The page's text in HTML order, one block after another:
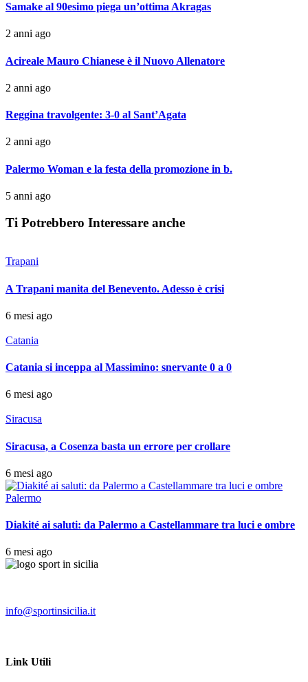
Samake al 90esimo piega un’ottima Akragas
2 anni ago
Acireale Mauro Chianese è il Nuovo Allenatore
2 anni ago
Reggina travolgente: 3-0 al Sant’Agata
2 anni ago
Palermo Woman e la festa della promozione in b.
5 anni ago
Ti Potrebbero Interessare anche
Trapani
A Trapani manita del Benevento. Adesso è crisi
6 mesi ago
Catania
Catania si inceppa al Massimino: snervante 0 a 0
6 mesi ago
Siracusa
Siracusa, a Cosenza basta un errore per crollare
6 mesi ago
Palermo
Diakité ai saluti: da Palermo a Castellammare tra luci e ombre
6 mesi ago
info@sportinsicilia.it
Link Utili